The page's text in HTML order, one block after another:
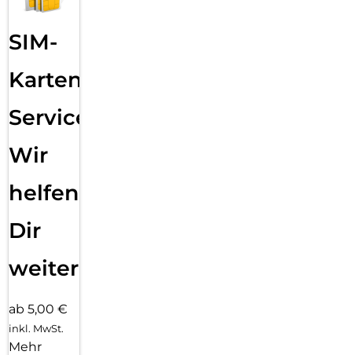
SIM-
Karten
Service:
Wir
helfen
Dir
weiter
ab 5,00 €
inkl. MwSt.
Mehr